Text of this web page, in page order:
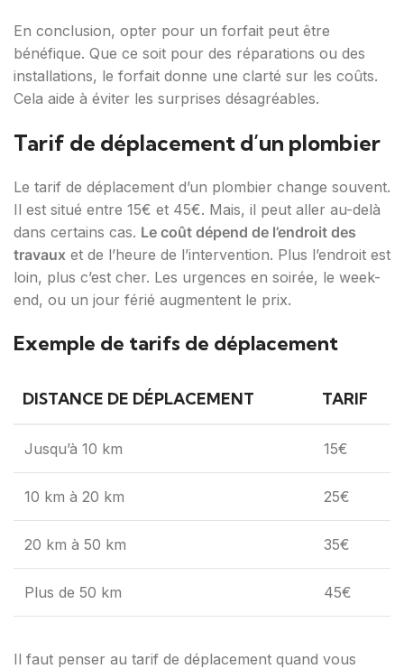
En conclusion, opter pour un forfait peut être
bénéfique. Que ce soit pour des réparations ou des
installations, le forfait donne une clarté sur les coûts.
Cela aide à éviter les surprises désagréables.
Tarif de déplacement d’un plombier
Le tarif de déplacement d’un plombier change souvent.
Il est situé entre 15€ et 45€. Mais, il peut aller au-delà
dans certains cas. Le coût dépend de l’endroit des
travaux et de l’heure de l’intervention. Plus l’endroit est
loin, plus c’est cher. Les urgences en soirée, le week-
end, ou un jour férié augmentent le prix.
Exemple de tarifs de déplacement
DISTANCE DE DÉPLACEMENT TARIF
Jusqu’à 10 km 15€
10 km à 20 km 25€
20 km à 50 km 35€
Plus de 50 km 45€
Il faut penser au tarif de déplacement quand vous